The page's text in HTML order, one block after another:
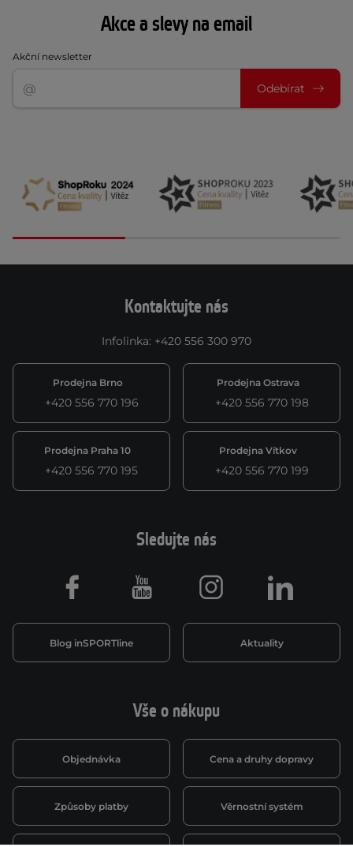
Akce a slevy na email
Akční newsletter
Odebírat
Kontaktujte nás
Infolinka: +420 556 300 970
Prodejna Brno
+420 556 770 196
Prodejna Ostrava
+420 556 770 198
Prodejna Praha 10
+420 556 770 195
Prodejna Vítkov
+420 556 770 199
Vše o nákupu
Objednávka Cena a druhy dopravy
Způsoby platby Věrnostní systém
Sledujte nás
Blog inSPORTline Aktuality
Facebook Youtube Instagram LinkedIn